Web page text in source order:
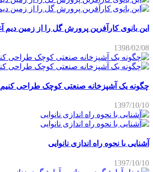
این بانوی کارآفرین پرورش گل را از زمین دیم
1398/02/08
چگونه یک آشپزخانه صنعتی کوچک طراحی
1397/10/10
آشنایی با نحوه راه اندازی نانوایی
1397/10/10